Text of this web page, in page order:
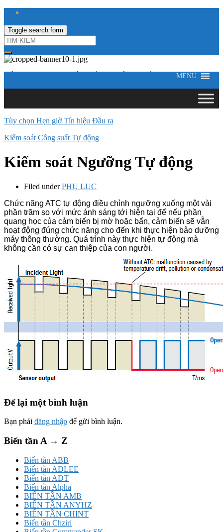
Toggle search form
CÔNG TY TNHH ĐIỆN VÀ TỰ ĐỘNG HÓA HƯNG LONG
MENU
Tùy chọn Hẹn giờ Tín hiệu Đầu ra
Kiểm soát Công suất Tự động
Kiểm soát Ngưỡng Tự động
Filed underPHỤ LỤC
Chức năng ATC tự động điều chỉnh ngưỡng xuống một vài
phần trăm so với mức ánh sáng tới hiện tại để nếu phần
quang học của cảm biến bị mờ hoặc bẩn, cảm biến sẽ vẫn
hoạt động đúng chức năng cho đến khi thực hiện bảo dưỡng
máy thông thường. Quá trình này thực hiện tự động mà
không cần có sự can thiệp của con người.
Để lại một bình luận
Bạn phải đăng nhập để gửi bình luận.
Biến tần A → Z
Biến tần ABB
Biến tần ADLEE
Biến tần ADT
Biến tần Alpha
BIẾN TẦN AMB
BIẾN TẦN ANYHZ
BIẾN TẦN CHINT
Biến tần Chziri